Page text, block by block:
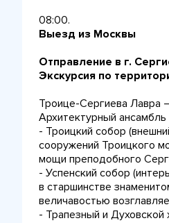
08:00.
Выезд из Москвы
Отправление в г.
Экскурсия по
Троице-Сергиева Лавра
Архитектурный
- Троицкий собор
сооружений Троицкого
мощи преподобного
- Успенский собор
в старшинстве
величавостью
- Трапезный и Духовской